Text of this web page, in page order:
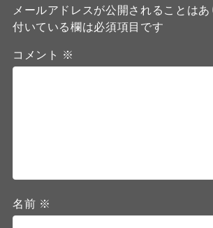
メールアドレスが公開されることはあ
付いている欄は必須項目です
コメント ※
名前 ※